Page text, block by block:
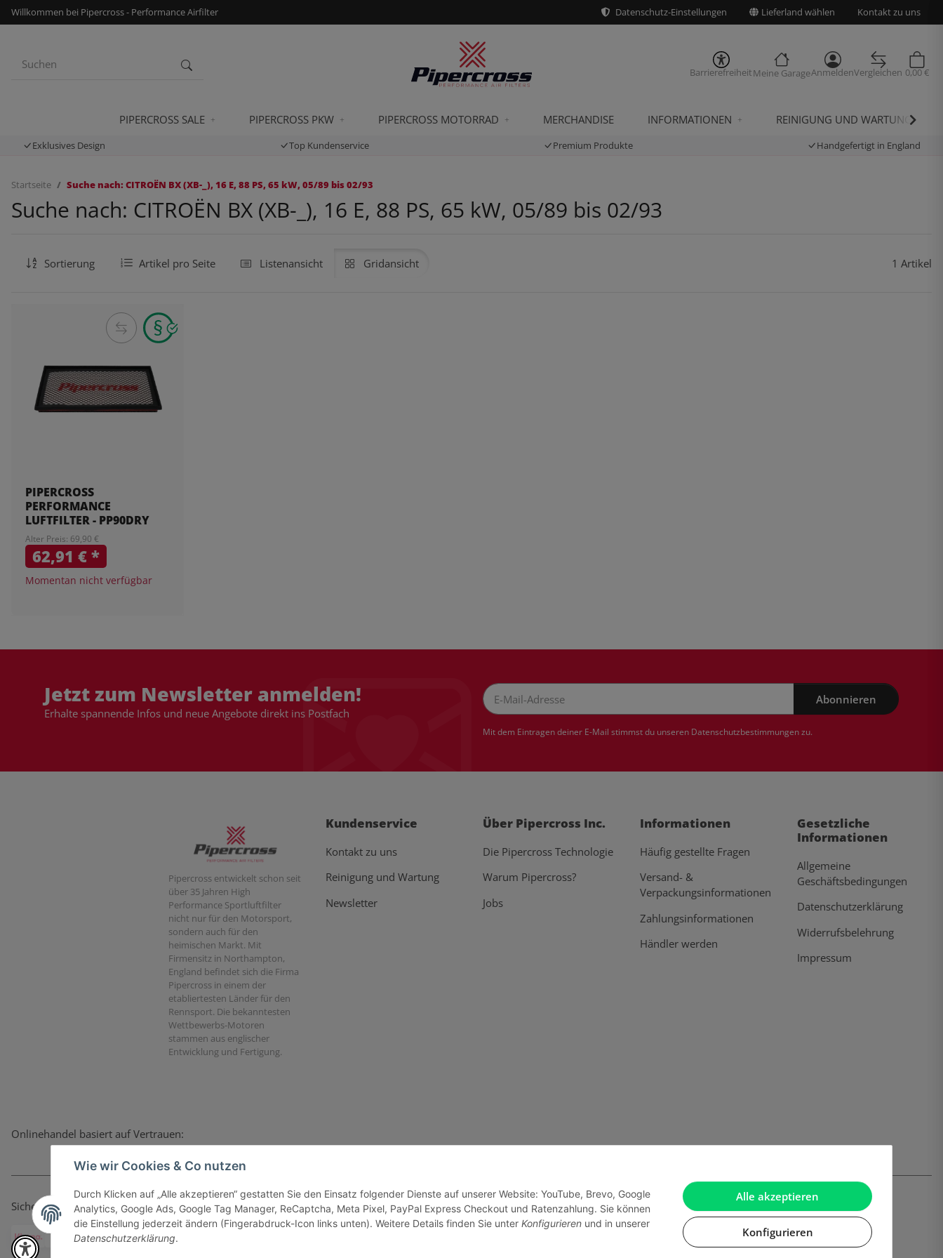
Alle akzeptieren
Konfigurieren
Wie wir Cookies & Co nutzen
Durch Klicken auf „Alle akzeptieren“ gestatten Sie den Einsatz folgender Dienste auf unserer Website: YouTube, Brevo, Google
Analytics, Google Ads, Google Tag Manager, ReCaptcha, Meta Pixel, PayPal Express Checkout und Ratenzahlung. Sie können
die Einstellung jederzeit ändern (Fingerabdruck-Icon links unten). Weitere Details finden Sie unter Konfigurieren und in unserer
Datenschutzerklärung.
Willkommen bei Pipercross - Performance Airfilter Datenschutz-Einstellungen Lieferland wählen Kontakt zu uns
BarrierefreiheitMeine GarageAnmeldenVergleichen 0,00 €
PIPERCROSS SALE PIPERCROSS PKW PIPERCROSS MOTORRAD MERCHANDISE INFORMATIONEN REINIGUNG UND WARTUNG
Exklusives Design Top Kundenservice Premium Produkte Handgefertigt in England
Startseite Suche nach: CITROËN BX (XB-_), 16 E, 88 PS, 65 kW, 05/89 bis 02/93
Suche nach: CITROËN BX (XB-_), 16 E, 88 PS, 65 kW, 05/89 bis 02/93
Sortierung Artikel pro Seite Listenansicht Gridansicht 1 Artikel
PIPERCROSS
PERFORMANCE
LUFTFILTER - PP90DRY
Alter Preis: 69,90 €
62,91 €*
Momentan nicht verfügbar
Jetzt zum Newsletter anmelden!
Erhalte spannende Infos und neue Angebote direkt ins Postfach
Abonnieren
Mit dem Eintragen deiner E-Mail stimmst du unseren Datenschutzbestimmungenzu.
Pipercross entwickelt schon seit
über 35 Jahren High
Performance Sportluftfilter
nicht nur für den Motorsport,
sondern auch für den
heimischen Markt. Mit
Firmensitz in Northampton,
England befindet sich die Firma
Pipercross in einem der
etabliertesten Länder für den
Rennsport. Die bekanntesten
Wettbewerbs-Motoren
stammen aus englischer
Entwicklung und Fertigung.
Kundenservice
Kontakt zu uns
Reinigung und Wartung
Newsletter
Über Pipercross Inc.
Die Pipercross Technologie
Warum Pipercross?
Jobs
Informationen
Häufig gestellte Fragen
Versand- &
Verpackungsinformationen
Zahlungsinformationen
Händler werden
Gesetzliche
Informationen
Allgemeine
Geschäftsbedingungen
Datenschutzerklärung
Widerrufsbelehrung
Impressum
Onlinehandel basiert auf Vertrauen:
Sicher bezahlen via: